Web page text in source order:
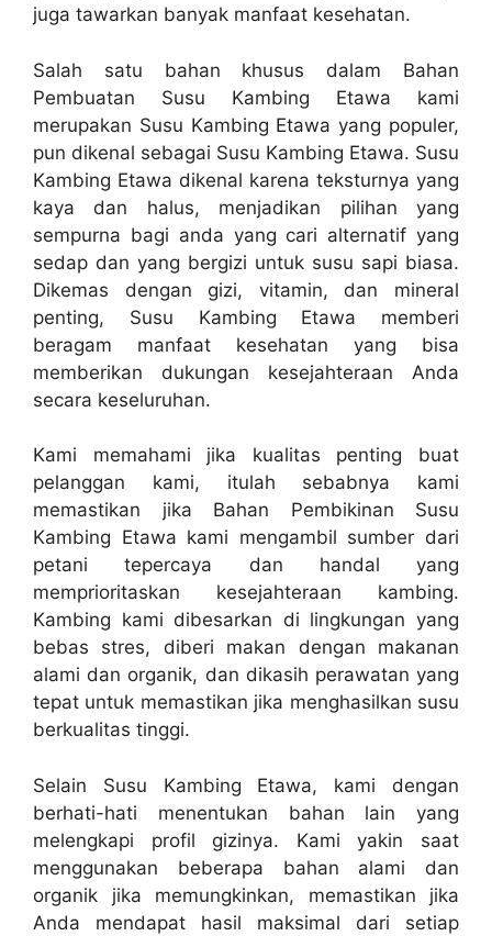
juga tawarkan banyak manfaat kesehatan.
Salah satu bahan khusus dalam Bahan
Pembuatan Susu Kambing Etawa kami
merupakan Susu Kambing Etawa yang populer,
pun dikenal sebagai Susu Kambing Etawa. Susu
Kambing Etawa dikenal karena teksturnya yang
kaya dan halus, menjadikan pilihan yang
sempurna bagi anda yang cari alternatif yang
sedap dan yang bergizi untuk susu sapi biasa.
Dikemas dengan gizi, vitamin, dan mineral
penting, Susu Kambing Etawa memberi
beragam manfaat kesehatan yang bisa
memberikan dukungan kesejahteraan Anda
secara keseluruhan.
Kami memahami jika kualitas penting buat
pelanggan kami, itulah sebabnya kami
memastikan jika Bahan Pembikinan Susu
Kambing Etawa kami mengambil sumber dari
petani tepercaya dan handal yang
memprioritaskan kesejahteraan kambing.
Kambing kami dibesarkan di lingkungan yang
bebas stres, diberi makan dengan makanan
alami dan organik, dan dikasih perawatan yang
tepat untuk memastikan jika menghasilkan susu
berkualitas tinggi.
Selain Susu Kambing Etawa, kami dengan
berhati-hati menentukan bahan lain yang
melengkapi profil gizinya. Kami yakin saat
menggunakan beberapa bahan alami dan
organik jika memungkinkan, memastikan jika
Anda mendapat hasil maksimal dari setiap